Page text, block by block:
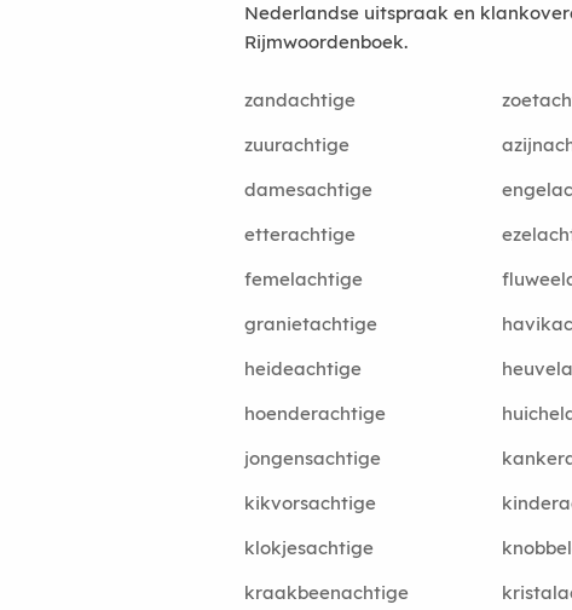
Nederlandse uitspraak en
Rijmwoordenboek.
zandachtige
zuurachtige
damesachtige
etterachtige
femelachtige
granietachtige
heideachtige
hoenderachtige
jongensachtige
kikvorsachtige
klokjesachtige
kraakbeenachtige